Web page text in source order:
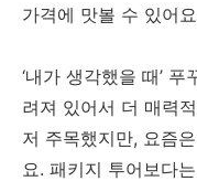
가격에 맛볼 수 있어
‘내가 생각했을 때’
려져 있어서 더 매력
저 주목했지만, 요즘
요. 패키지 투어보다